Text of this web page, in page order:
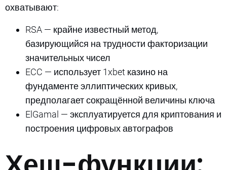
охватывают:
RSA — крайне известный метод,
базирующийся на трудности факторизации
значительных чисел
ECC — использует 1xbet казино на
фундаменте эллиптических кривых,
предполагает сокращённой величины ключа
ElGamal — эксплуатируется для криптования и
построения цифровых автографов